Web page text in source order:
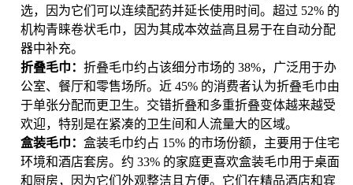
选，因为它们可以连续配药并延长使用时间。超过 52% 的
机构青睐卷状毛巾，因为其成本效益高且易于在自动分配
器中补充。
折叠毛巾： 折叠毛巾约占该细分市场的 38%，广泛用于办
公室、餐厅和零售场所。近 45% 的消费者认为折叠毛巾由
于单张分配而更卫生。交错折叠和多重折叠变体越来越受
欢迎，特别是在紧凑的卫生间和人流量大的区域。
盒装毛巾： 盒装毛巾约占 15% 的市场份额，主要用于住宅
环境和酒店套房。约 33% 的家庭更喜欢盒装毛巾用于桌面
和厨房，因为它们外观整洁且方便。它们在精品酒店和宾